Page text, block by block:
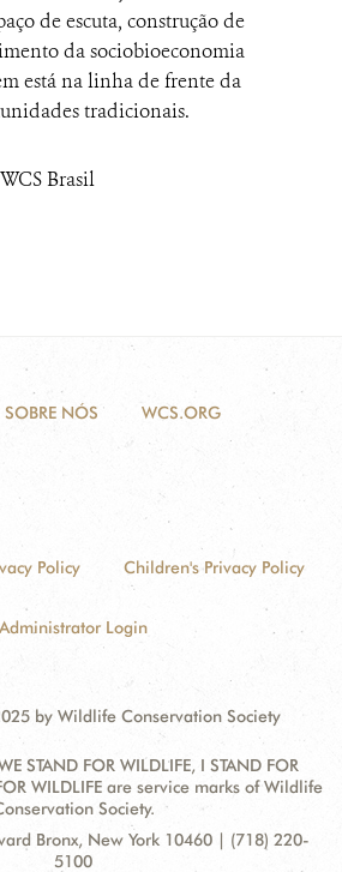
de escuta, construção de
da sociobioeconomia
está na linha de frente da
tradicionais.
Brasil
SOBRE NÓS WCS.ORG
Policy Children's Privacy Policy
Administrator Login
by Wildlife Conservation Society
STAND FOR WILDLIFE, I STAND FOR
WILDLIFE are service marks of Wildlife
Society.
Bronx, New York 10460 | (718) 220-
5100